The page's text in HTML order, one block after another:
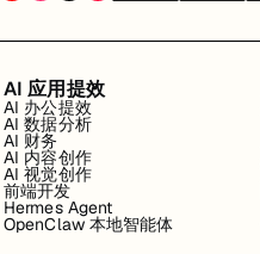
AI 应用提效
AI 办公提效
AI 数据分析
AI 财务
AI 内容创作
AI 视觉创作
前端开发
Hermes Agent
OpenClaw 本地智能体